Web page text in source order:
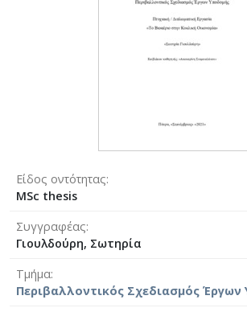
Είδος οντότητας
MSc thesis
Συγγραφέας
Γιουλδούρη, Σωτηρία
Τμήμα
Περιβαλλοντικός Σχεδιασμός